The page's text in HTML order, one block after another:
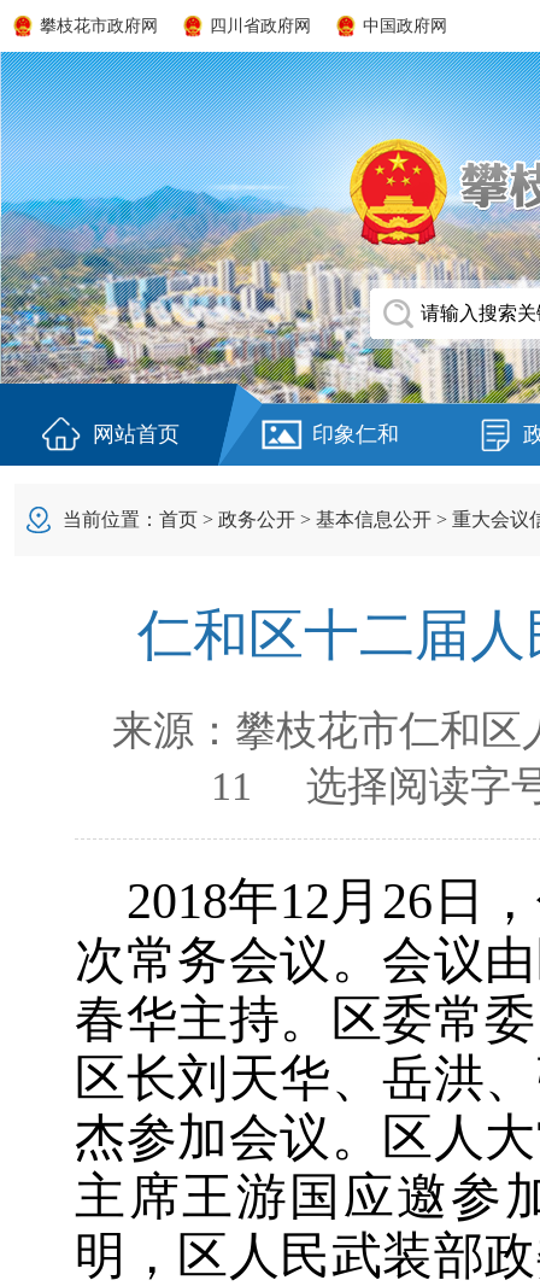
攀枝花市政府网 四川省政府网 中国政府网
网站首页 印象仁和
当前位置： 首页 > 政务公开 > 基本信息公开 > 重大会议
仁和区十二届
来源： 攀枝花市仁和区
11
选择阅读字
2018年12 月 26 日
次常务会议。会议
春华主持。区委常
区长刘天华、岳洪
杰参加会议。
区人
主席王游国 应邀参
明，区人民武装部